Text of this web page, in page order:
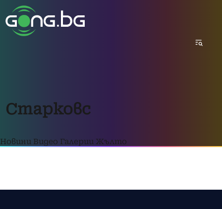
Старковс
Новини Видео Галерии Жълто